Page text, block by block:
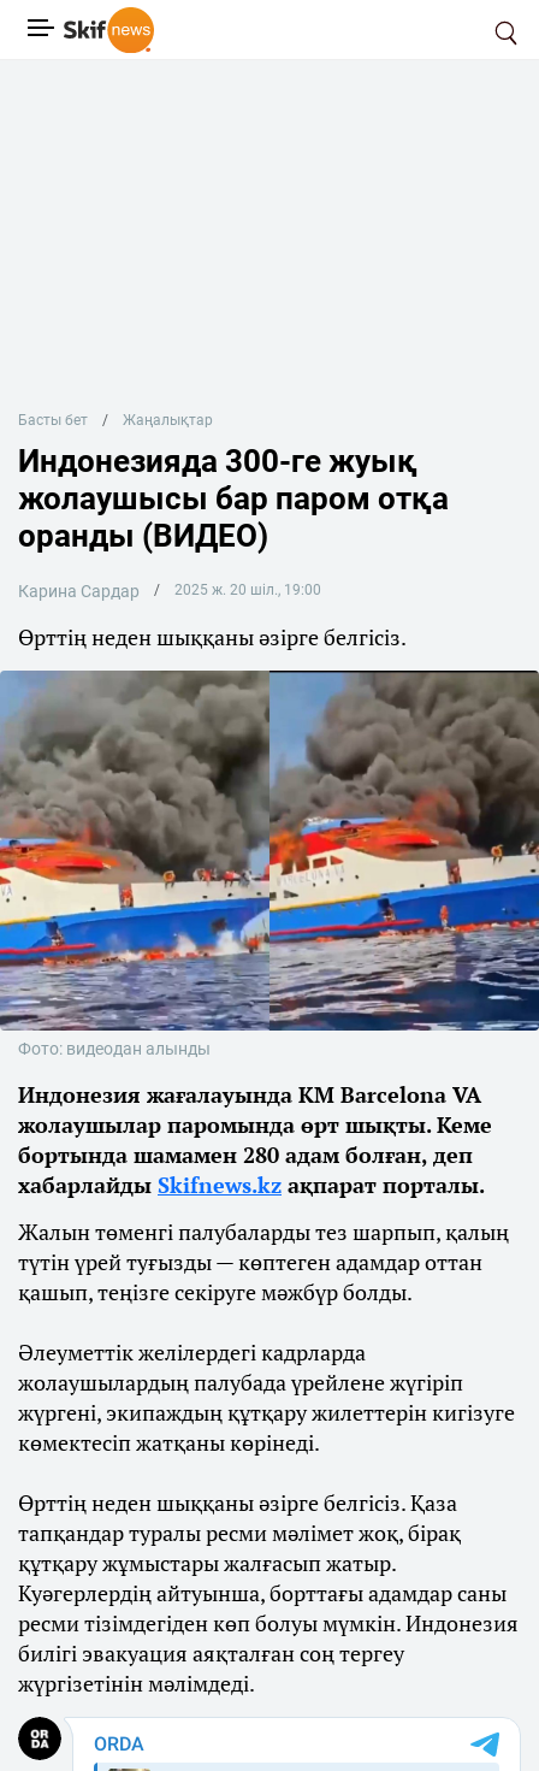
Басты бет Жаңалықтар
Индонезияда 300-ге жуық
жолаушысы бар паром отқа
оранды (ВИДЕО)
Карина Сардар 2025 ж. 20 шіл., 19:00
Өрттің неден шыққаны әзірге белгісіз.
Фото: видеодан алынды
Индонезия жағалауында KM Barcelona VA
жолаушылар паромында өрт шықты. Кеме
бортында шамамен 280 адам болған, деп
хабарлайды Skifnews.kz ақпарат порталы.
Жалын төменгі палубаларды тез шарпып, қалың
түтін үрей туғызды — көптеген адамдар оттан
қашып, теңізге секіруге мәжбүр болды.
Әлеуметтік желілердегі кадрларда
жолаушылардың палубада үрейлене жүгіріп
жүргені, экипаждың құтқару жилеттерін кигізуге
көмектесіп жатқаны көрінеді.
Өрттің неден шыққаны әзірге белгісіз. Қаза
тапқандар туралы ресми мәлімет жоқ, бірақ
құтқару жұмыстары жалғасып жатыр.
Куәгерлердің айтуынша, борттағы адамдар саны
ресми тізімдегіден көп болуы мүмкін. Индонезия
билігі эвакуация аяқталған соң тергеу
жүргізетінін мәлімдеді.